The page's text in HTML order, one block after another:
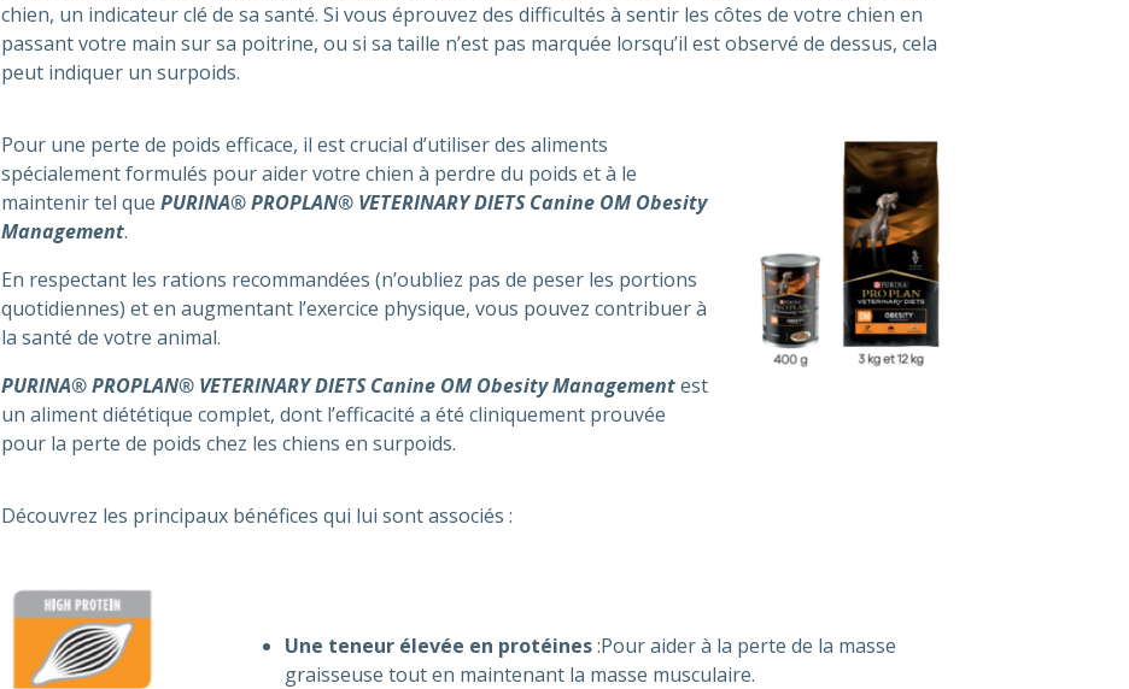
chien, un indicateur clé de sa santé. Si vous éprouvez des difficultés à sentir les côtes de votre chien en
passant votre main sur sa poitrine, ou si sa taille n’est pas marquée lorsqu’il est observé de dessus, cela
peut indiquer un surpoids.
Pour une perte de poids efficace, il est crucial d’utiliser des aliments
spécialement formulés pour aider votre chien à perdre du poids et à le
maintenir tel que PURINA® PROPLAN® VETERINARY DIETS Canine OM Obesity
Management.
En respectant les rations recommandées (n’oubliez pas de peser les portions
quotidiennes) et en augmentant l’exercice physique, vous pouvez contribuer à
la santé de votre animal.
PURINA® PROPLAN® VETERINARY DIETS Canine OM Obesity Managementest
un aliment diététique complet, dont l’efficacité a été cliniquement prouvée
pour la perte de poids chez les chiens en surpoids.
Découvrez les principaux bénéfices qui lui sont associés :
Une teneur élevée en protéines:Pour aider à la perte de la masse
graisseuse tout en maintenant la masse musculaire.